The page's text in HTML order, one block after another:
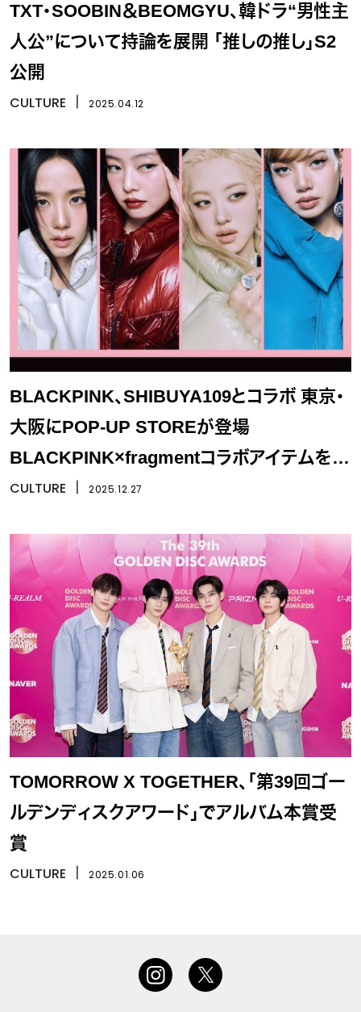
TXT・SOOBIN＆BEOMGYU、韓ドラ“男性主
人公”について持論を展開 「推しの推し」S2
公開
CULTURE 2025.04.12
BLACKPINK、SHIBUYA109とコラボ 東京・
大阪にPOP-UP STOREが登場
BLACKPINK×fragmentコラボアイテムを展
開、SHIBUYA109限定アイテムも販売
CULTURE 2025.12.27
TOMORROW X TOGETHER、「第39回ゴー
ルデンディスクアワード」でアルバム本賞受
賞
CULTURE 2025.01.06